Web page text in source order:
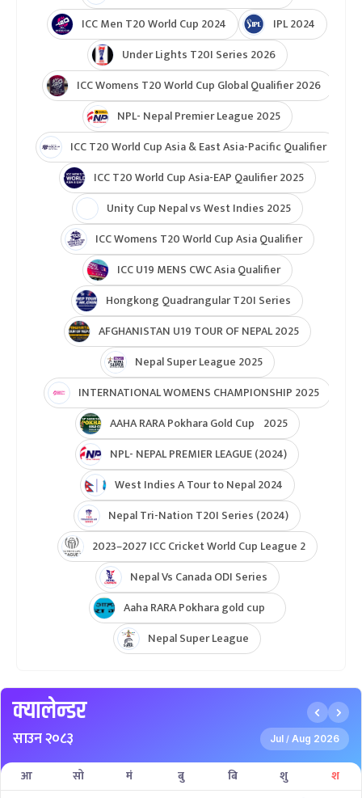
ICC Men T20 World Cup 2024
IPL 2024
Under Lights T20I Series 2026
ICC Womens T20 World Cup Global Qualifier 2026
NPL- Nepal Premier League 2025
ICC T20 World Cup Asia & East Asia-Pacific Qualifier
ICC T20 World Cup Asia-EAP Qaulifier 2025
Unity Cup Nepal vs West Indies 2025
ICC Womens T20 World Cup Asia Qualifier
ICC U19 MENS CWC Asia Qualifier
Hongkong Quadrangular T20I Series
AFGHANISTAN U19 TOUR OF NEPAL 2025
Nepal Super League 2025
INTERNATIONAL WOMENS CHAMPIONSHIP 2025
AAHA RARA Pokhara Gold Cup 2025
NPL- NEPAL PREMIER LEAGUE (2024)
West Indies A Tour to Nepal 2024
Nepal Tri-Nation T20I Series (2024)
2023–2027 ICC Cricket World Cup League 2
Nepal Vs Canada ODI Series
Aaha RARA Pokhara gold cup
Nepal Super League
क्यालेन्डर
साउन २०८३ Jul / Aug 2026
आ सो मं बु बि शु श